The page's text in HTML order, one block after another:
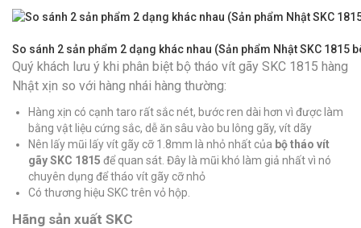
So sánh 2 sản phẩm 2 dạng khác nhau (Sản phẩm Nhật SKC 1815
Quý khách lưu ý khi phân biệt bộ tháo vít gãy SKC 1815 hàng
Nhật xịn so với hàng nhái hàng thường:
Hàng xịn có cạnh taro rất sắc nét, bước ren dài hơn vì được làm
bằng vật liệu cứng sắc, dễ ăn sâu vào bu lông gãy, vít dãy
Nên lấy mũi lấy vít gãy cỡ 1.8mm là nhỏ nhất của bộ tháo vít
gãy SKC 1815 để quan sát. Đây là mũi khó làm giả nhất vì nó
chuyên dụng để tháo vít gãy cỡ nhỏ
Có thương hiệu SKC trên vỏ hộp.
Hãng sản xuất SKC